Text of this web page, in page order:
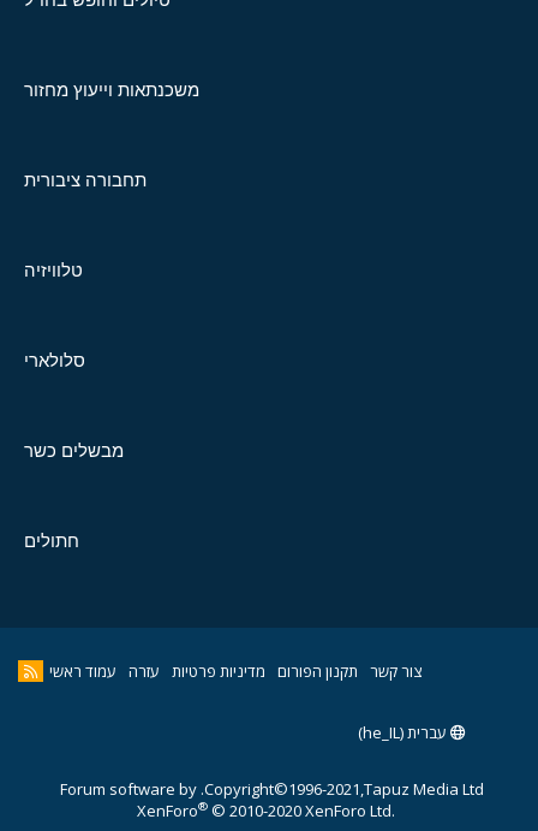
משכנתאות וייעוץ מחזור
תחבורה ציבורית
טלוויזיה
סלולארי
מבשלים כשר
חתולים
צור קשר תקנון הפורום מדיניות פרטיות עזרה עמוד ראשי
עברית (he_IL)
Copyright©1996-2021,Tapuz Media Ltd.
Forum software by
XenForo® © 2010-2020 XenForo Ltd.